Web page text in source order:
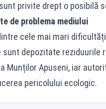
privite drept o posibilă
de problema mediului
cele mai mari
sunt depozitate
Munților Apuseni, iar
pericolului ecologic.